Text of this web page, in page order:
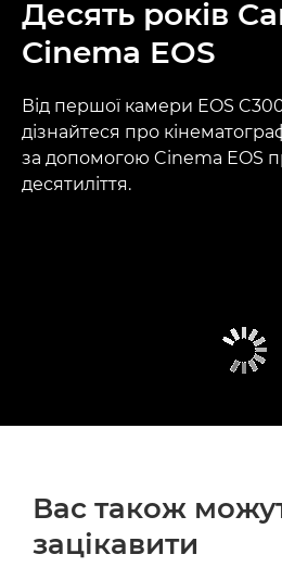
Десять років
Cinema EOS
Від першої камери EOS
дізнайтеся про
за допомогою Cinema EOS
десятиліття.
Вас також
зацікавити